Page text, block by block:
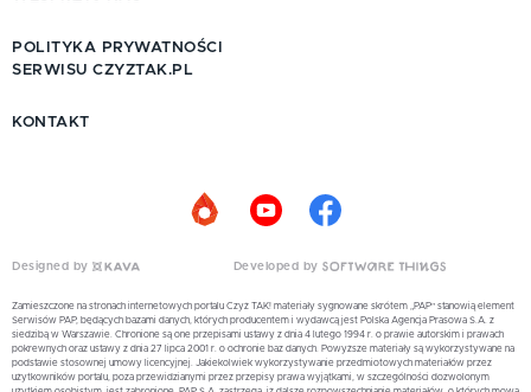
POLITYKA PRYWATNOŚCI
SERWISU CZYZTAK.PL
KONTAKT
Designed by Developed by
Zamieszczone na stronach internetowych portalu Czyż TAK! materiały sygnowane skrótem „PAP” stanowią element
Serwisów PAP, będących bazami danych, których producentem i wydawcą jest Polska Agencja Prasowa S.A. z
siedzibą w Warszawie. Chronione są one przepisami ustawy z dnia 4 lutego 1994 r. o prawie autorskim i prawach
pokrewnych oraz ustawy z dnia 27 lipca 2001 r. o ochronie baz danych. Powyższe materiały są wykorzystywane na
podstawie stosownej umowy licencyjnej. Jakiekolwiek wykorzystywanie przedmiotowych materiałów przez
użytkowników portalu, poza przewidzianymi przez przepisy prawa wyjątkami, w szczególności dozwolonym